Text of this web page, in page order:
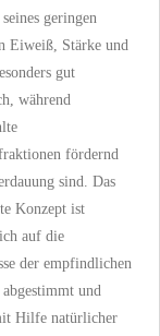
geringen
Eiweiß, Stärke und
gut
während
fördernd
sind. Das
Konzept ist
auf die
der empfindlichen
und
Hilfe natürlicher